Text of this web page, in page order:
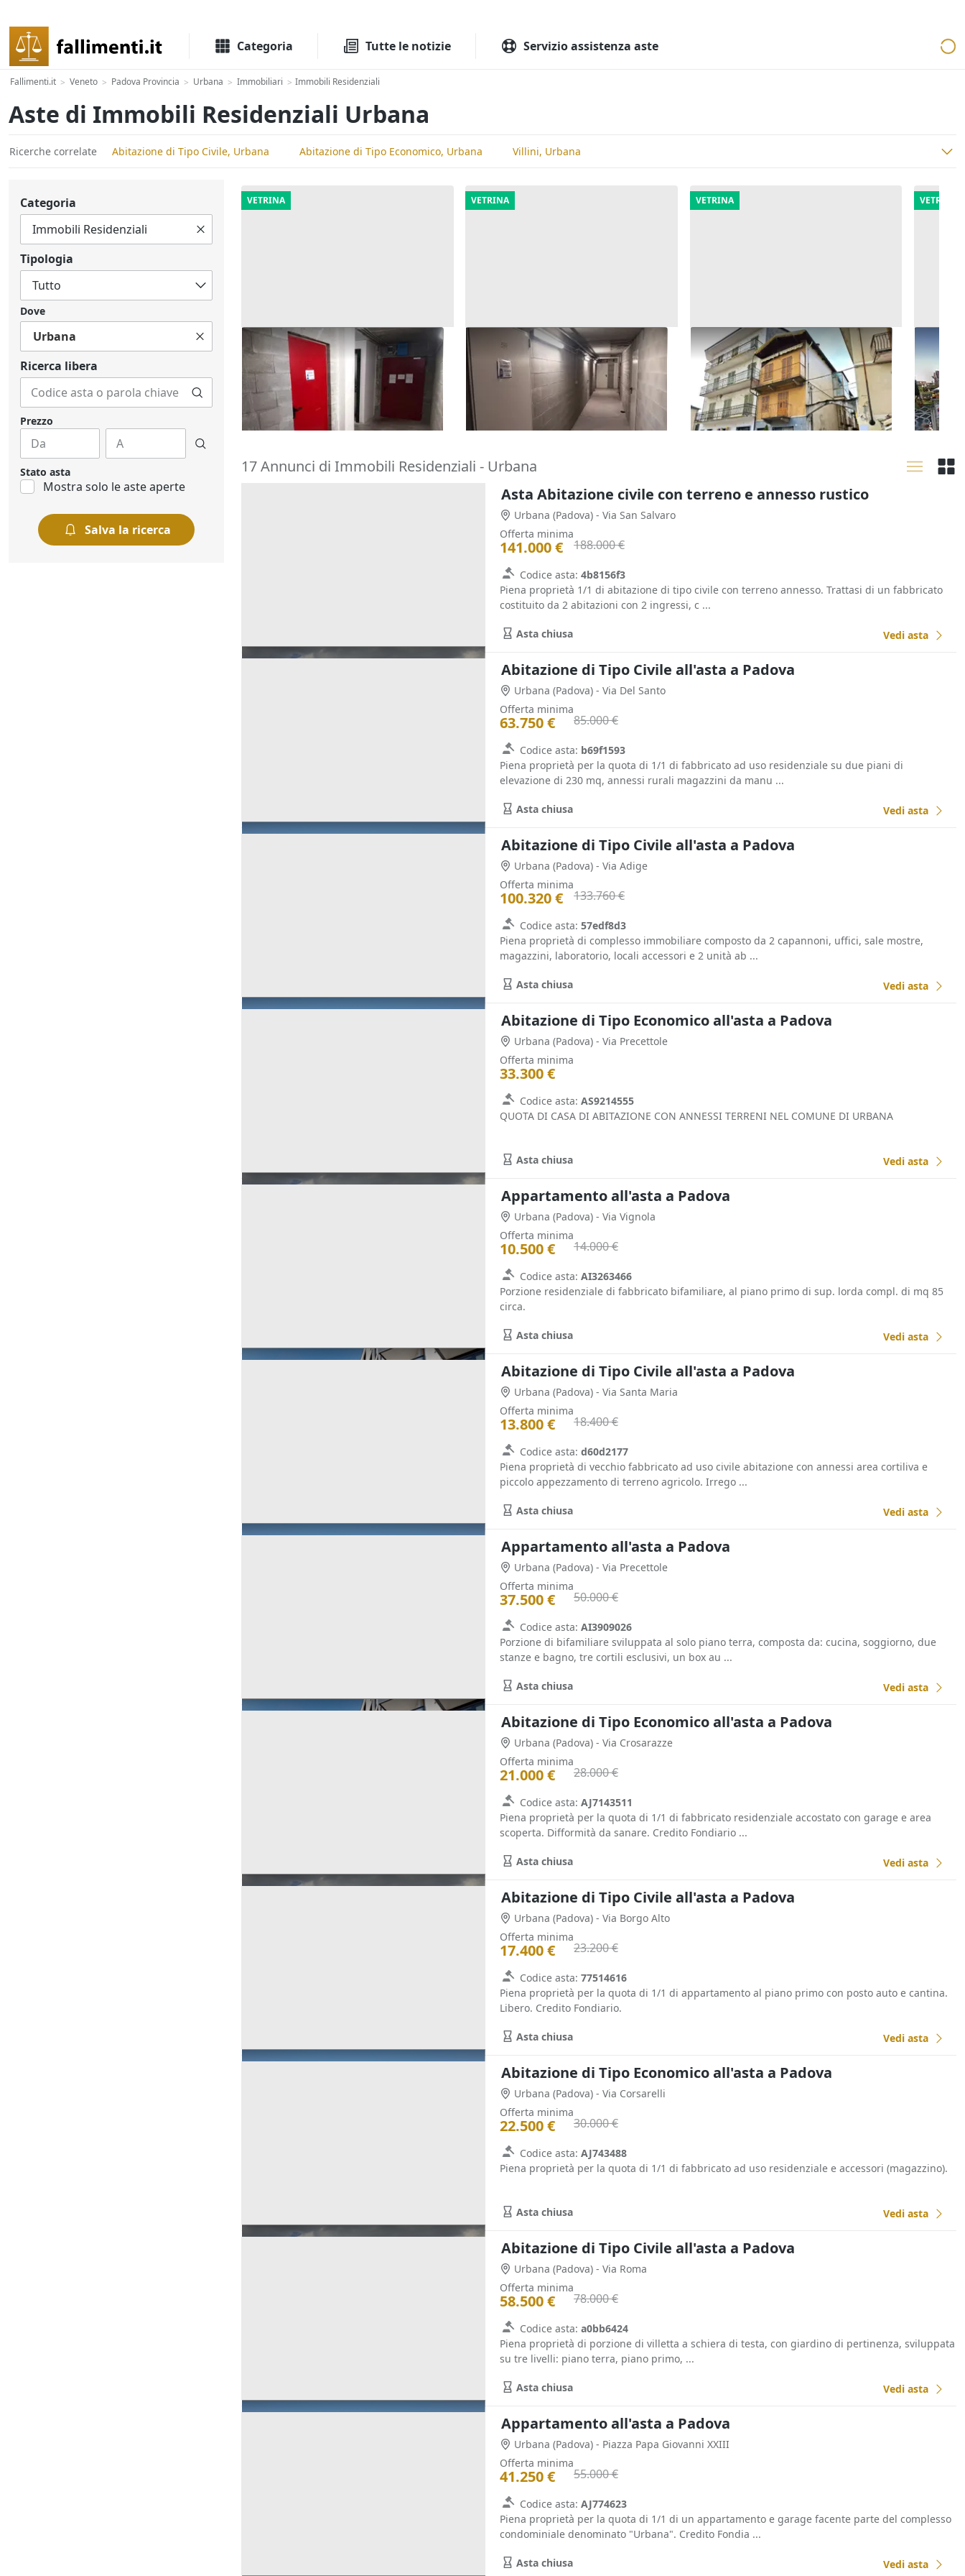
Categoria Tutte le notizie Servizio assistenza aste
Fallimenti.it > Veneto > Padova Provincia > Urbana > Immobiliari > Immobili Residenziali
Aste di Immobili Residenziali Urbana
Ricerche correlate Abitazione di Tipo Civile, Urbana Abitazione di Tipo Economico, Urbana Villini, Urbana
Categoria
Tipologia
Dove
Urbana
Ricerca libera
Prezzo
Stato asta
Mostra solo le aste aperte
Salva la ricerca
VETRINA
Asta Cantina (sub 297) in edificio
polifunzionale
Rivoli (Torino)
5.910 €
02/10/2026
VETRINA
Asta Cantina (sub 241) in edificio
polifunzionale
(Torino)
12.657 €
02/10/2026
VETRINA
Asta Fabbricato da ristrutturare
in centro storico
Bagnolo Piemonte (Cuneo)
88.313 €
09/09/2026
VETRINA
Asta
Vinovo
22/
17 Annunci di Immobili Residenziali - Urbana
Asta Abitazione civile con terreno e annesso rustico
Urbana (Padova) - Via San Salvaro
Offerta minima
141.000 € 188.000 €
Codice asta: 4b8156f3
Piena proprietà 1/1 di abitazione di tipo civile con terreno annesso. Trattasi di un fabbricato
costituito da 2 abitazioni con 2 ingressi, c ...
Asta chiusa Vedi asta
Abitazione di Tipo Civile all'asta a Padova
Urbana (Padova) - Via Del Santo
Offerta minima
63.750 € 85.000 €
Codice asta: b69f1593
Piena proprietà per la quota di 1/1 di fabbricato ad uso residenziale su due piani di
elevazione di 230 mq, annessi rurali magazzini da manu ...
Asta chiusa Vedi asta
Abitazione di Tipo Civile all'asta a Padova
Urbana (Padova) - Via Adige
Offerta minima
100.320 € 133.760 €
Codice asta: 57edf8d3
Piena proprietà di complesso immobiliare composto da 2 capannoni, uffici, sale mostre,
magazzini, laboratorio, locali accessori e 2 unità ab ...
Asta chiusa Vedi asta
Abitazione di Tipo Economico all'asta a Padova
Urbana (Padova) - Via Precettole
Offerta minima
33.300 €
Codice asta: AS9214555
QUOTA DI CASA DI ABITAZIONE CON ANNESSI TERRENI NEL COMUNE DI URBANA
Asta chiusa Vedi asta
Appartamento all'asta a Padova
Urbana (Padova) - Via Vignola
Offerta minima
10.500 € 14.000 €
Codice asta: AI3263466
Porzione residenziale di fabbricato bifamiliare, al piano primo di sup. lorda compl. di mq 85
circa.
Asta chiusa Vedi asta
Abitazione di Tipo Civile all'asta a Padova
Urbana (Padova) - Via Santa Maria
Offerta minima
13.800 € 18.400 €
Codice asta: d60d2177
Piena proprietà di vecchio fabbricato ad uso civile abitazione con annessi area cortiliva e
piccolo appezzamento di terreno agricolo. Irrego ...
Asta chiusa Vedi asta
Appartamento all'asta a Padova
Urbana (Padova) - Via Precettole
Offerta minima
37.500 € 50.000 €
Codice asta: AI3909026
Porzione di bifamiliare sviluppata al solo piano terra, composta da: cucina, soggiorno, due
stanze e bagno, tre cortili esclusivi, un box au ...
Asta chiusa Vedi asta
Abitazione di Tipo Economico all'asta a Padova
Urbana (Padova) - Via Crosarazze
Offerta minima
21.000 € 28.000 €
Codice asta: AJ7143511
Piena proprietà per la quota di 1/1 di fabbricato residenziale accostato con garage e area
scoperta. Difformità da sanare. Credito Fondiario ...
Asta chiusa Vedi asta
Abitazione di Tipo Civile all'asta a Padova
Urbana (Padova) - Via Borgo Alto
Offerta minima
17.400 € 23.200 €
Codice asta: 77514616
Piena proprietà per la quota di 1/1 di appartamento al piano primo con posto auto e cantina.
Libero. Credito Fondiario.
Asta chiusa Vedi asta
Abitazione di Tipo Economico all'asta a Padova
Urbana (Padova) - Via Corsarelli
Offerta minima
22.500 € 30.000 €
Codice asta: AJ743488
Piena proprietà per la quota di 1/1 di fabbricato ad uso residenziale e accessori (magazzino).
Asta chiusa Vedi asta
Abitazione di Tipo Civile all'asta a Padova
Urbana (Padova) - Via Roma
Offerta minima
58.500 € 78.000 €
Codice asta: a0bb6424
Piena proprietà di porzione di villetta a schiera di testa, con giardino di pertinenza, sviluppata
su tre livelli: piano terra, piano primo, ...
Asta chiusa Vedi asta
Appartamento all'asta a Padova
Urbana (Padova) - Piazza Papa Giovanni XXIII
Offerta minima
41.250 € 55.000 €
Codice asta: AJ774623
Piena proprietà per la quota di 1/1 di un appartamento e garage facente parte del complesso
condominiale denominato "Urbana". Credito Fondia ...
Asta chiusa Vedi asta